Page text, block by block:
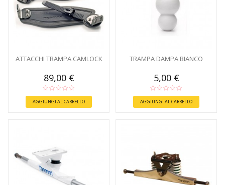
ATTACCHI TRAMPA CAMLOCK
89,00 €
AGGIUNGI AL CARRELLO
TRAMPA DAMPA BIANCO
5,00 €
AGGIUNGI AL CARRELLO